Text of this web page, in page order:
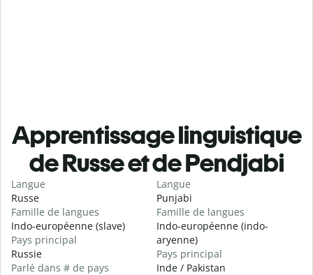
Apprentissage linguistique
de Russe et de Pendjabi
Langue
Russe
Famille de langues
Indo-européenne (slave)
Pays principal
Russie
Parlé dans # de pays
Langue
Punjabi
Famille de langues
Indo-européenne (indo-
aryenne)
Pays principal
Inde / Pakistan